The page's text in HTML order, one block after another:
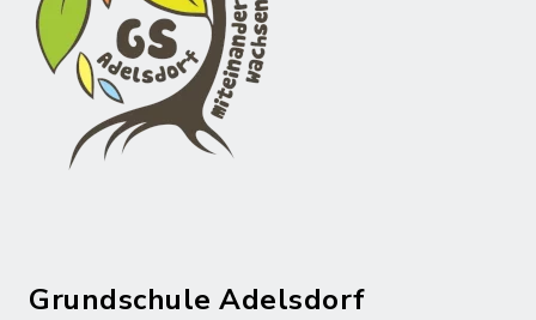
Grundschule Adelsdorf